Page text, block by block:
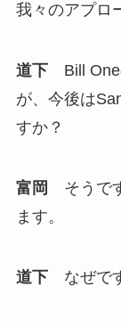
我々のアプロ
道下Bill One
が、今後は
すか？
富岡
そうで
ます。
道下なぜで